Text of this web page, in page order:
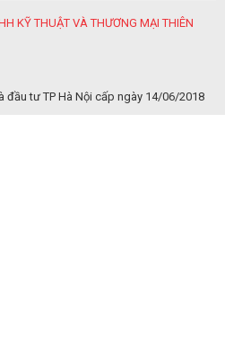
KỸ THUẬT VÀ THƯƠNG MẠI THIÊN
đầu tư TP Hà Nội cấp ngày 14/06/2018